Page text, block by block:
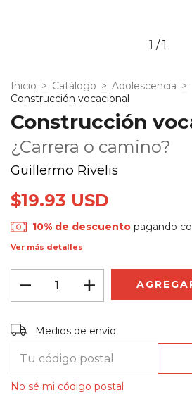
1 /1
Inicio > Catálogo > Adolescencia >
Construcción vocacional
Construcción
¿Carrera o camino?
Guillermo Rivelis
$19.93 USD
10% de descuento pagando
Ver más detalles
Entregas para el CP:
Medios de envío
No sé mi código postal